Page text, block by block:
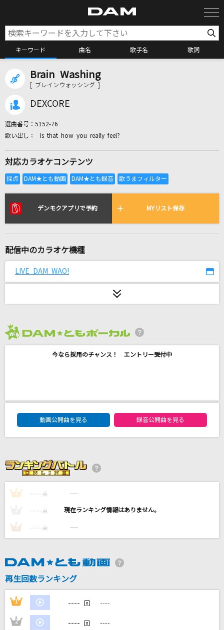
キーワード 曲名 歌手名 歌詞
カラオケ検索
全国りれき
リアルタイムで歌われている曲の一覧
モザイクカケラ
恋
ひまわり娘
米津玄師
[生音]流氷海峡
分かってないよ
斎藤瑠希/中尾ミエ&Cast
Brain Washing
[ ブレインウォッシング ]
DEXCORE
選曲番号： 5152-76
Is that how you really feel?
対応カラオケコンテンツ
デンモクアプリで予約 MYリスト保存
配信中のカラオケ機種
LIVE DAM WAO!
今なら採用のチャンス！ エントリー受付中
DAM★ともボーカルエントリーランキング
動画公開曲を見る
録音公開曲を見る
1 ---- 点 ----
---- 点 ----
3 ---- 点 ----
再生回数ランキング
1 ---- 回 ----
2 ---- 回 ----